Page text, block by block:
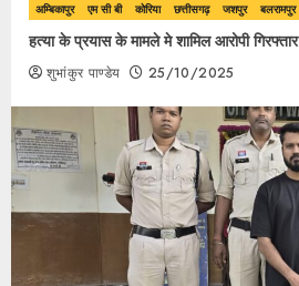
अम्बिकापुर एम सी बी कोरिया छत्तीसगढ़ जशपुर बलरामपुर
हत्या के प्रयास के मामले मे शामिल आरोपी गिरफ्तार
शुभांकुर पाण्डेय 25/10/2025